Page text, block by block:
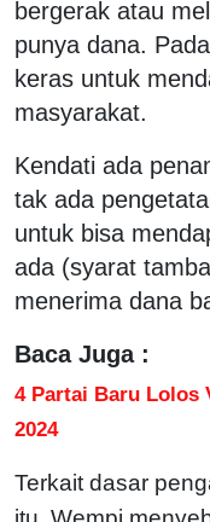
bergerak atau
punya dana.
keras untuk
masyarakat.
Kendati ada
tak ada
untuk bisa
ada (syarat
menerima dana
Baca Juga :
4 Partai Baru Lolos
2024
Terkait dasar